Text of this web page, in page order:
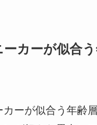
カーが似合
カーが似合う年齢